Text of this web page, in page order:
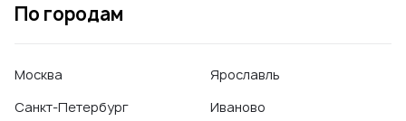
По городам
Москва
Санкт-Петербург
Ярославль
Иваново